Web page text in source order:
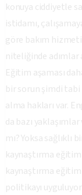
konuya ciddiyetle
istidamı,
göre bakım
niteliğinde adımlar
Eğitim aşaması
bir sorun şimdi
alma hakları var.
da bazı
mı? Yoksa
kaynaştırma
kaynaştırma
politikayı